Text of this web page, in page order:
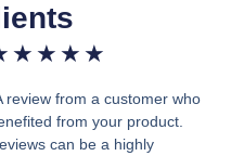
★ ★ ★ ★
review from a customer who
from your product.
can be a highly